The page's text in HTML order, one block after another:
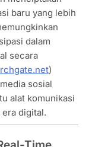
baru yang lebih
dalam
secara
)
sosial
alat komunikasi
digital.